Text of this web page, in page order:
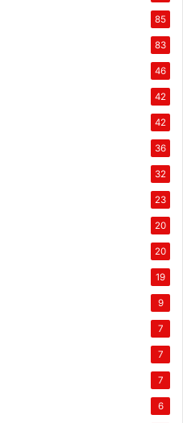
85
83
46
42
42
36
32
23
20
20
19
9
7
7
7
6